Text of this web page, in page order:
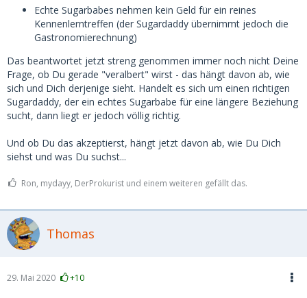
Echte Sugarbabes nehmen kein Geld für ein reines
Kennenlerntreffen (der Sugardaddy übernimmt jedoch die
Gastronomierechnung)
Das beantwortet jetzt streng genommen immer noch nicht Deine
Frage, ob Du gerade "veralbert" wirst - das hängt davon ab, wie
sich und Dich derjenige sieht. Handelt es sich um einen richtigen
Sugardaddy, der ein echtes Sugarbabe für eine längere Beziehung
sucht, dann liegt er jedoch völlig richtig.
Und ob Du das akzeptierst, hängt jetzt davon ab, wie Du Dich
siehst und was Du suchst...
Ron, mydayy, DerProkurist und einem weiteren gefällt das.
Thomas
29. Mai 2020 +10